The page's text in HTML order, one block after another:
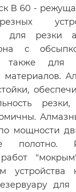
В 60 -
для резки
с
для
материалов.
мощности
полотно.
устройства
для